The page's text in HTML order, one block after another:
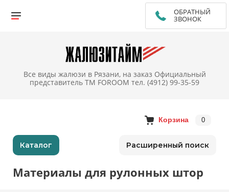
ОБРАТНЫЙ
ЗВОНОК
Все виды жалюзи в Рязани, на заказ Официальный
представитель TM FOROOM тел. (4912) 99-35-59
Корзина 0
Каталог Расширенный поиск
Материалы для рулонных штор